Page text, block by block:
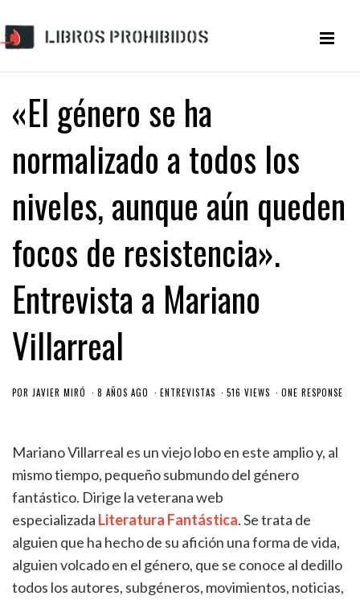
«El género se ha
normalizado a todos los
niveles, aunque aún queden
focos de resistencia».
Entrevista a Mariano
Villarreal
POR JAVIER MIRÓ 8 AÑOS AGO ENTREVISTAS 516 VIEWS ONE RESPONSE
Mariano Villarreal es un viejo lobo en este amplio y, al
mismo tiempo, pequeño submundo del género
fantástico. Dirige la veterana web
especializada Literatura Fantástica. Se trata de
alguien que ha hecho de su afición una forma de vida,
alguien volcado en el género, que se conoce al dedillo
todos los autores, subgéneros, movimientos, noticias,